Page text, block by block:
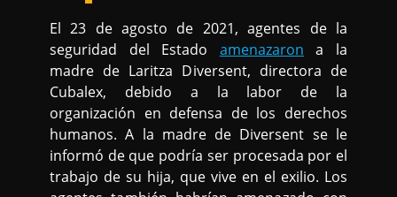
El 23 de agosto de 2021, agentes de la
seguridad del Estado amenazaron a la
madre de Laritza Diversent, directora de
Cubalex, debido a la labor de la
organización en defensa de los derechos
humanos. A la madre de Diversent se le
informó de que podría ser procesada por el
trabajo de su hija, que vive en el exilio. Los